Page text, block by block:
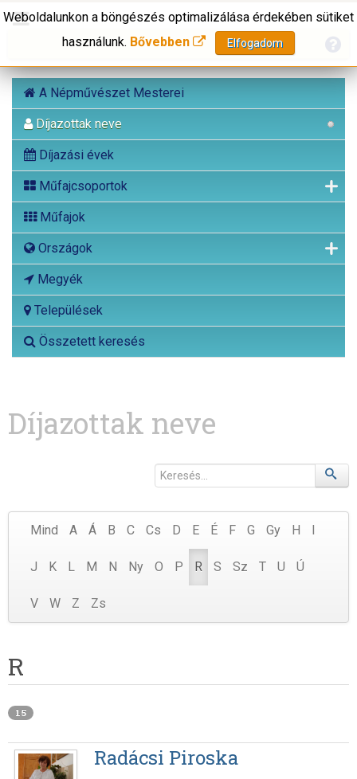
A Népművészet Mesterei
Díjazottak neve
Díjazási évek
Műfajcsoportok
Műfajok
Országok
Megyék
Települések
Összetett keresés
Weboldalunkon a böngészés optimalizálása érdekében sütiket
használunk. Bővebben Elfogadom
Díjazottak neve
Mind A Á B C Cs D E É F G Gy H
J K L M N Ny O P R S Sz T U Ú
V W Z Zs
R
15
Radácsi Piroska